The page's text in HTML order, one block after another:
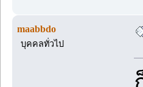
maabbdo
บุคคลทั่วไป